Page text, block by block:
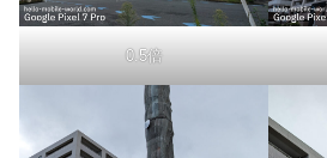
0.5倍